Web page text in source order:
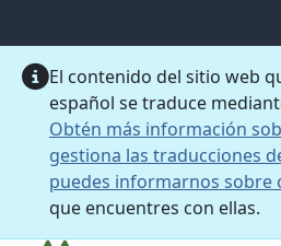
El contenido del sitio web
español se traduce
Obtén más información
gestiona las traducciones
puedes informarnos sobre
que encuentres con ellas.